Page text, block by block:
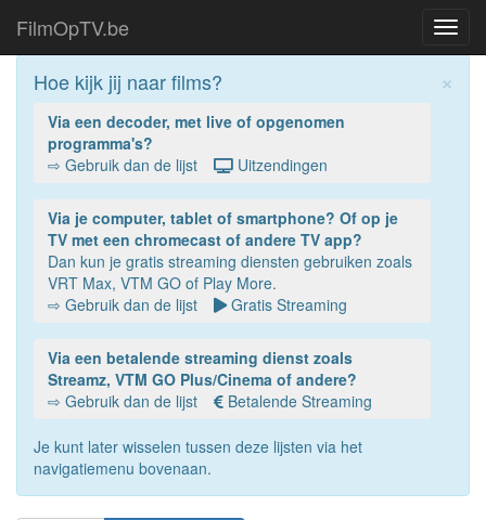
FilmOpTV.be
×
Hoe kijk jij naar films?
Via een decoder, met live of opgenomen
programma's?
⇨ Gebruik dan de lijst
Uitzendingen
Via je computer, tablet of smartphone? Of op je
TV met een chromecast of andere TV app?
Dan kun je gratis streaming diensten gebruiken zoals
VRT Max, VTM GO of Play More.
⇨ Gebruik dan de lijst
Gratis Streaming
Via een betalende streaming dienst zoals
Streamz, VTM GO Plus/Cinema of andere?
⇨ Gebruik dan de lijst
Betalende Streaming
Je kunt later wisselen tussen deze lijsten via het
navigatiemenu bovenaan.